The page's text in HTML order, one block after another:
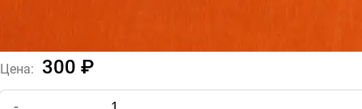
Цена: 300 ₽